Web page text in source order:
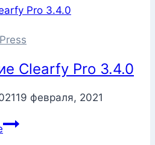
все
от
Clearfy Pro 3.4.0
19 февраля, 2021
Обновление
Clearfy